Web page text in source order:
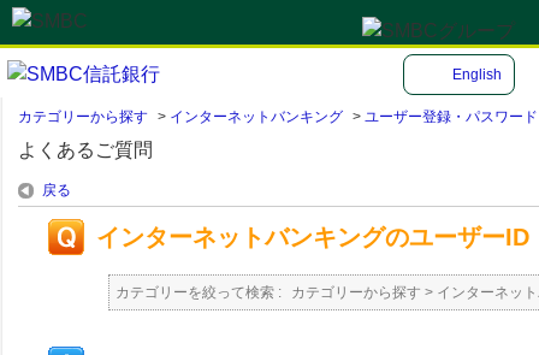
English
カテゴリーから探す > インターネットバンキング > ユーザー登録・パスワード
よくあるご質問
戻る
インターネットバンキングのユーザー
カテゴリーを絞って検索 : カテゴリーから探す > インターネッ